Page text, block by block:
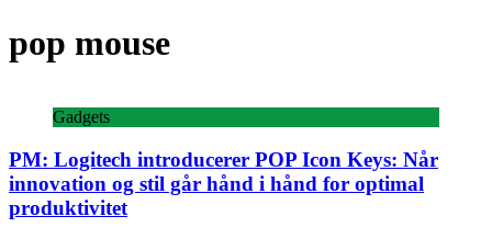
pop mouse
Gadgets
PM: Logitech introducerer POP Icon Keys: Når
innovation og stil går hånd i hånd for optimal
produktivitet